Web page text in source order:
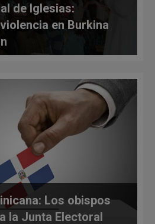
de Iglesias:
en Burkina
Los obispos
la Junta Electoral